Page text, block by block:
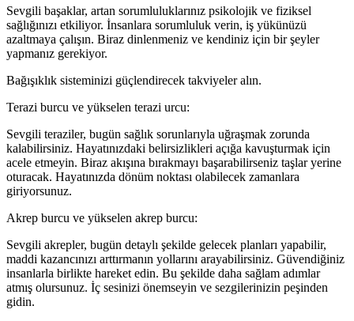
Sevgili başaklar, artan sorumluluklarınız psikolojik ve fiziksel
sağlığınızı etkiliyor. İnsanlara sorumluluk verin, iş yükünüzü
azaltmaya çalışın. Biraz dinlenmeniz ve kendiniz için bir şeyler
yapmanız gerekiyor.
Bağışıklık sisteminizi güçlendirecek takviyeler alın.
Terazi burcu ve yükselen terazi urcu:
Sevgili teraziler, bugün sağlık sorunlarıyla uğraşmak zorunda
kalabilirsiniz. Hayatınızdaki belirsizlikleri açığa kavuşturmak için
acele etmeyin. Biraz akışına bırakmayı başarabilirseniz taşlar yerine
oturacak. Hayatınızda dönüm noktası olabilecek zamanlara
giriyorsunuz.
Akrep burcu ve yükselen akrep burcu:
Sevgili akrepler, bugün detaylı şekilde gelecek planları yapabilir,
maddi kazancınızı arttırmanın yollarını arayabilirsiniz. Güvendiğiniz
insanlarla birlikte hareket edin. Bu şekilde daha sağlam adımlar
atmış olursunuz. İç sesinizi önemseyin ve sezgilerinizin peşinden
gidin.